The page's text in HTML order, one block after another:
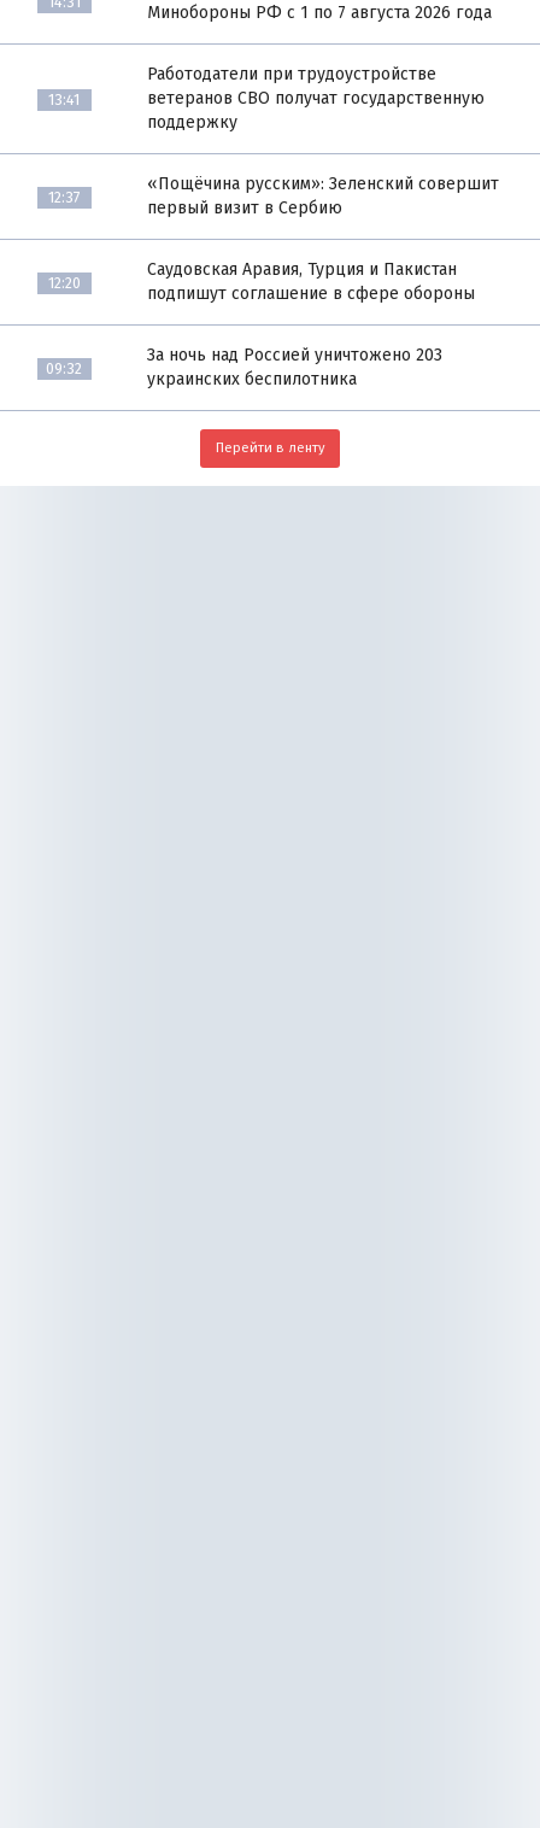
Минобороны РФ с 1 по 7 августа 2026 года
13:41
Работодатели при трудоустройстве
ветеранов СВО получат государственную
поддержку
12:37
«Пощёчина русским»: Зеленский совершит
первый визит в Сербию
12:20
Саудовская Аравия, Турция и Пакистан
подпишут соглашение в сфере обороны
09:32
За ночь над Россией уничтожено 203
украинских беспилотника
Перейти в ленту